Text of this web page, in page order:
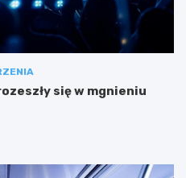
się w mgnieniu